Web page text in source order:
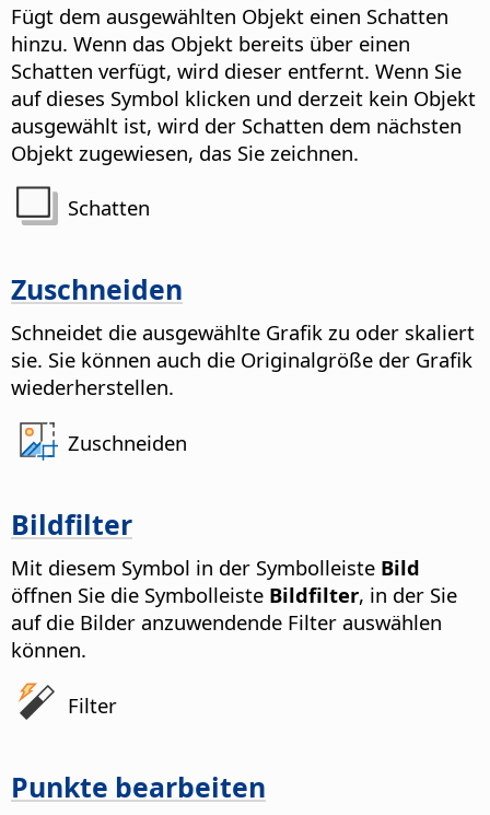
Fügt dem ausgewählten Objekt einen Schatten
hinzu. Wenn das Objekt bereits über einen
Schatten verfügt, wird dieser entfernt. Wenn Sie
auf dieses Symbol klicken und derzeit kein Objekt
ausgewählt ist, wird der Schatten dem nächsten
Objekt zugewiesen, das Sie zeichnen.
Schatten
Zuschneiden
Schneidet die ausgewählte Grafik zu oder skaliert
sie. Sie können auch die Originalgröße der Grafik
wiederherstellen.
Zuschneiden
Bildfilter
Mit diesem Symbol in der Symbolleiste Bild
öffnen Sie die Symbolleiste Bildfilter, in der Sie
auf die Bilder anzuwendende Filter auswählen
können.
Filter
Punkte bearbeiten